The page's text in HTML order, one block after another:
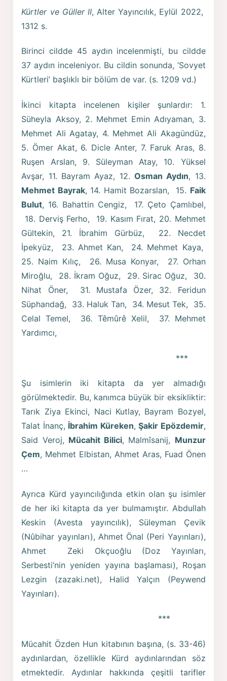
Kürtler ve Güller II, Alter Yayıncılık, Eylül 2022,
1312 s.
Birinci cildde 45 aydın incelenmişti, bu cildde
37 aydın inceleniyor. Bu cildin sonunda, ‘Sovyet
Kürtleri’ başlıklı bir bölüm de var. (s. 1209 vd.)
İkinci kitapta incelenen kişiler şunlardır: 1.
Süheyla Aksoy, 2. Mehmet Emin Adıyaman, 3.
Mehmet Ali Agatay, 4. Mehmet Ali Akagündüz,
5. Ömer Akat, 6. Dicle Anter, 7. Faruk Aras, 8.
Ruşen Arslan, 9. Süleyman Atay, 10. Yüksel
Avşar, 11. Bayram Ayaz, 12. Osman Aydın, 13.
Mehmet Bayrak, 14. Hamit Bozarslan, 15. Faik
Bulut, 16. Bahattin Cengiz, 17. Çeto Çamlıbel,
18. Derviş Ferho, 19. Kasım Fırat, 20. Mehmet
Gültekin, 21. İbrahim Gürbüz, 22. Necdet
İpekyüz, 23. Ahmet Kan, 24. Mehmet Kaya,
25. Naim Kılıç, 26. Musa Konyar, 27. Orhan
Miroğlu, 28. İkram Oğuz, 29. Sirac Oğuz, 30.
Nihat Öner, 31. Mustafa Özer, 32. Feridun
Süphandağ, 33. Haluk Tan, 34. Mesut Tek, 35.
Celal Temel, 36. Têmûrê Xelil, 37. Mehmet
Yardımcı,
***
Şu isimlerin iki kitapta da yer almadığı
görülmektedir. Bu, kanımca büyük bir eksikliktir:
Tarık Ziya Ekinci, Naci Kutlay, Bayram Bozyel,
Talat İnanç, İbrahim Küreken,Şakir Epözdemir,
Said Veroj, Mücahit Bilici, Malmîsanij, Munzur
Çem, Mehmet Elbistan, Ahmet Aras, Fuad Önen
…
Ayrıca Kürd yayıncılığında etkin olan şu isimler
de her iki kitapta da yer bulmamıştır. Abdullah
Keskin (Avesta yayıncılık), Süleyman Çevik
(Nûbihar yayınları), Ahmet Önal (Peri Yayınları),
Ahmet Zeki Okçuoğlu (Doz Yayınları,
Serbesti’nin yeniden yayına başlaması), Roşan
Lezgin (zazaki.net), Halid Yalçın (Peywend
Yayınları).
***
Mücahit Özden Hun kitabının başına, (s. 33-46)
aydınlardan, özellikle Kürd aydınlarından söz
etmektedir. Aydınlar hakkında çeşitli tarifler